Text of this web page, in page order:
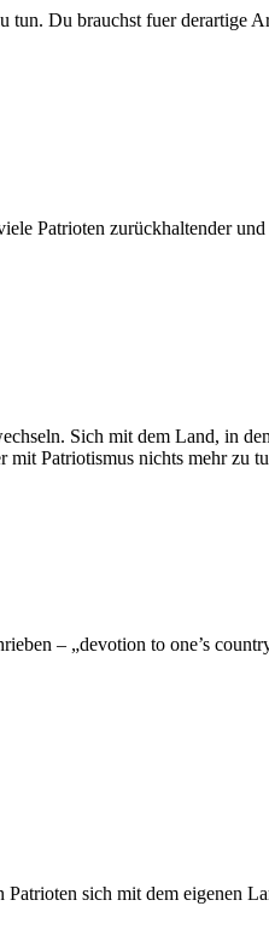
Du brauchst fuer derartige
Patrioten zurückhaltender
Sich mit dem Land, in
mit Patriotismus nichts mehr zu
– „devotion to one’s
sich mit dem eigenen